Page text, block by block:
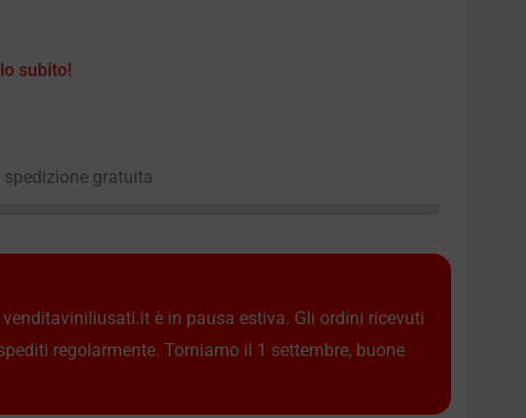
subito!
gratuita
è in pausa estiva. Gli ordini ricevuti
regolarmente. Torniamo il 1 settembre, buone